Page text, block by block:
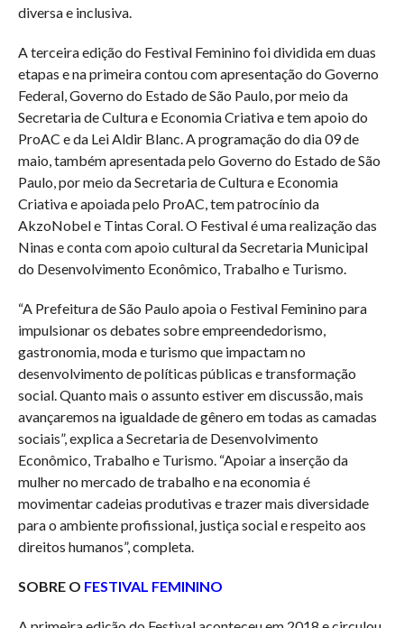
diversa e inclusiva.
A terceira edição do Festival Feminino foi dividida em duas
etapas e na primeira contou com apresentação do Governo
Federal, Governo do Estado de São Paulo, por meio da
Secretaria de Cultura e Economia Criativa e tem apoio do
ProAC e da Lei Aldir Blanc. A programação do dia 09 de
maio, também apresentada pelo Governo do Estado de São
Paulo, por meio da Secretaria de Cultura e Economia
Criativa e apoiada pelo ProAC, tem patrocínio da
AkzoNobel e Tintas Coral. O Festival é uma realização das
Ninas e conta com apoio cultural da Secretaria Municipal
do Desenvolvimento Econômico, Trabalho e Turismo.
“A Prefeitura de São Paulo apoia o Festival Feminino para
impulsionar os debates sobre empreendedorismo,
gastronomia, moda e turismo que impactam no
desenvolvimento de políticas públicas e transformação
social. Quanto mais o assunto estiver em discussão, mais
avançaremos na igualdade de gênero em todas as camadas
sociais”, explica a Secretaria de Desenvolvimento
Econômico, Trabalho e Turismo. “Apoiar a inserção da
mulher no mercado de trabalho e na economia é
movimentar cadeias produtivas e trazer mais diversidade
para o ambiente profissional, justiça social e respeito aos
direitos humanos”, completa.
SOBRE O FESTIVAL FEMININO